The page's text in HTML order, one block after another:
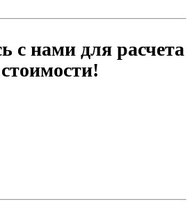
с нами для расчета
стоимости!